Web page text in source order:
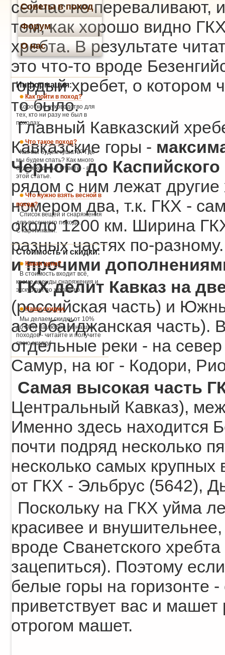
сейчас не переваливают,
том, как хорошо видно
хребта. В результате
это что-то вроде
гордый хребет, о котором
то было.
Главный Кавказский
Кавказские горы -
Черного до
рядом с ним лежат
номером два, т.к. ГКХ -
около 1200 км. Ширина
разных частях по-
и прочими
ГКХ делит Кавказ на
(российская часть) и
азербайджанская часть).
отдельные реки - на
Самур, на юг - Кодори,
Самая высокая часть
Центральный Кавказ),
Именно здесь находится
почти подряд несколько
несколько самых
от ГКХ - Эльбрус (5642),
Поскольку на ГКХ уйма
красивее и
вроде Сванетского
зацепиться). Поэтому
белые горы на горизонте
приветствует вас и
отрогом машет.
Советы в поход
Форум
О нас
Информация:
Как пойти в поход?
Короткое руководство для
тех, кто ни разу не был в
походах.
Что такое поход?
Как мы будем кушать? Где
мы будем спать? Как много
будем ходить? Ответы - в
этой статье.
Что нужно взять весной в
поход?
Список вещей и снаряжения
для весеннего похода.
С картинками.
Стоимость и скидки:
Какая цена?
В стоимость входит всё,
кроме аренды снаряжения и
экскурсий по желанию.
Наши скидки.
Мы делаем скидки от 10%
до 30% на любой из наших
походов - читайте и получите
свою скидку!